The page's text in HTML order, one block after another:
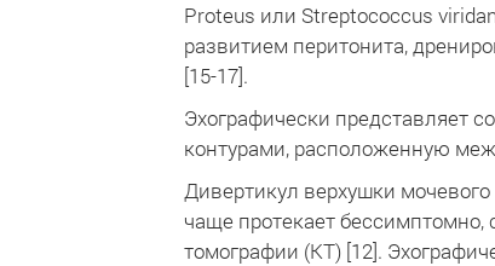
Proteus или Streptococcus
развитием перитонита,
[15-17].
Эхографически представляет
контурами, расположенную
Дивертикул верхушки мочевого
чаще протекает
томографии (КТ) [12].